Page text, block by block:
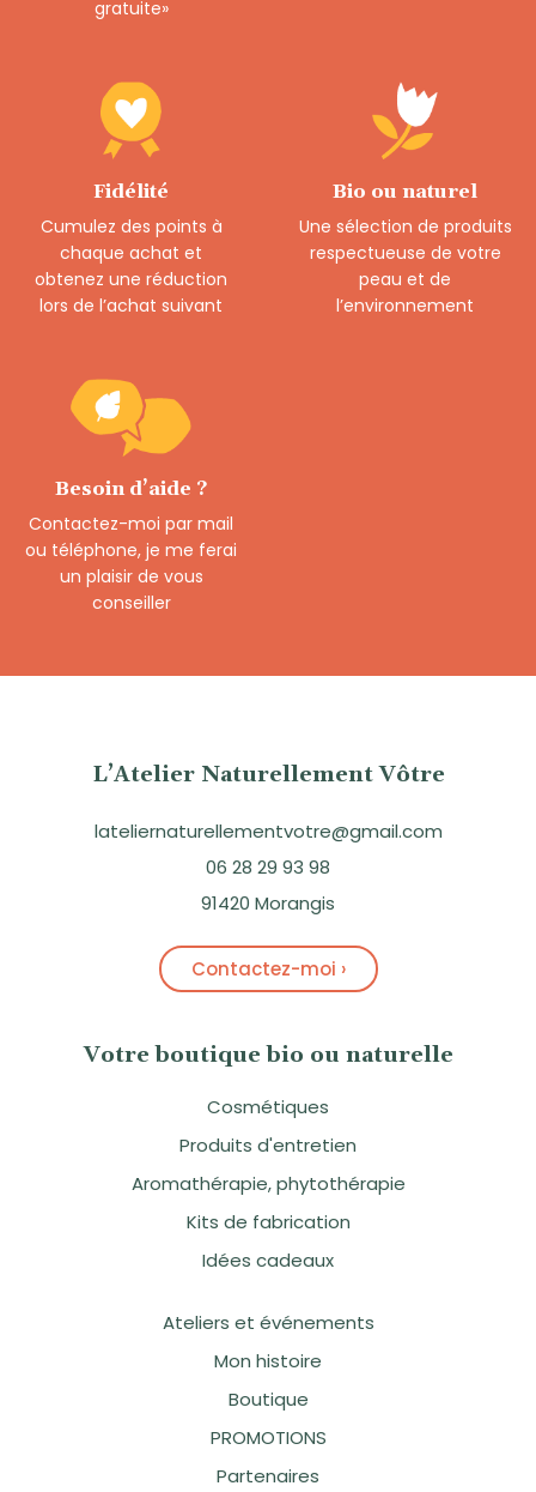
gratuite»
Fidélité
Cumulez des points à
chaque achat et
obtenez une réduction
lors de l’achat suivant
Bio ou naturel
Une sélection de produits
respectueuse de votre
peau et de
l’environnement
Besoin d’aide ?
Contactez-moi par mail
ou téléphone, je me ferai
un plaisir de vous
conseiller
L’Atelier Naturellement Vôtre
lateliernaturellementvotre@gmail.com
06 28 29 93 98
91420 Morangis
Contactez-moi ›
Votre boutique bio ou naturelle
Cosmétiques
Produits d'entretien
Aromathérapie, phytothérapie
Kits de fabrication
Idées cadeaux
Ateliers et événements
Mon histoire
Boutique
PROMOTIONS
Partenaires